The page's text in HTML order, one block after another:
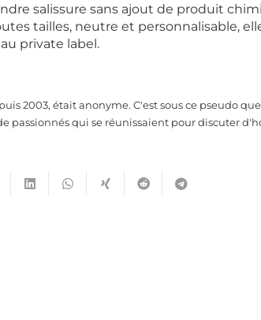
salissure sans ajout de produit
tailles, neutre et personnalisable,
private label.
2003, était anonyme. C'est sous ce pseudo
passionnés qui se réunissaient pour discuter